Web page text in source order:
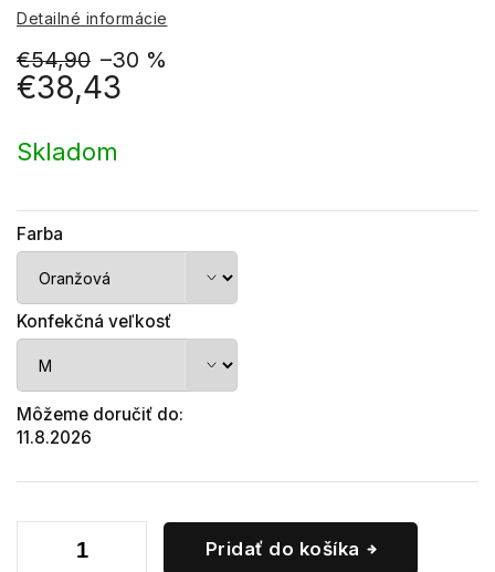
€54,90 –30 %
€38,43
cena:
Skladom
Farba
Konfekčná veľkosť
Môžeme doručiť do:
11.8.2026
Pridať do košíka
Detailné informácie